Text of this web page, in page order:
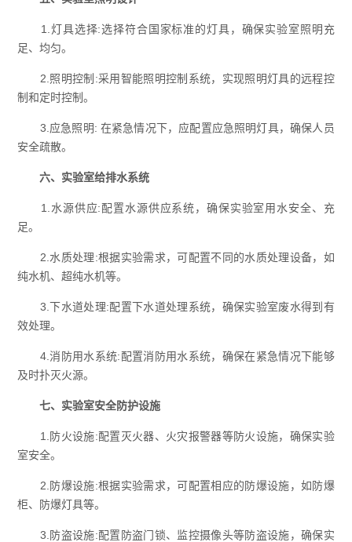
1.灯具选择:选择符合国家标准的灯具，确保实验室照明充
足、均匀。
2.照明控制:采用智能照明控制系统，实现照明灯具的远程控
制和定时控制。
3.应急照明: 在紧急情况下，应配置应急照明灯具，确保人员
安全疏散。
六、实验室给排水系统
1.水源供应:配置水源供应系统，确保实验室用水安全、充
足。
2.水质处理:根据实验需求，可配置不同的水质处理设备，如
纯水机、超纯水机等。
3.下水道处理:配置下水道处理系统，确保实验室废水得到有
效处理。
4.消防用水系统:配置消防用水系统，确保在紧急情况下能够
及时扑灭火源。
七、实验室安全防护设施
1.防火设施:配置灭火器、火灾报警器等防火设施，确保实验
室安全。
2.防爆设施:根据实验需求，可配置相应的防爆设施，如防爆
柜、防爆灯具等。
3.防盗设施:配置防盗门锁、监控摄像头等防盗设施，确保实